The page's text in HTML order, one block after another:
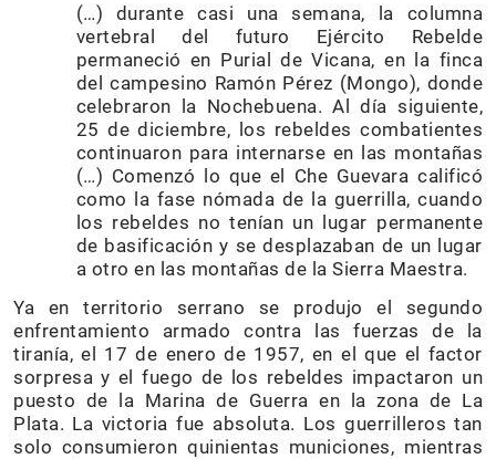
(…) durante casi una semana, la columna
vertebral del futuro Ejército Rebelde
permaneció en Purial de Vicana, en la finca
del campesino Ramón Pérez (Mongo), donde
celebraron la Nochebuena. Al día siguiente,
25 de diciembre, los rebeldes combatientes
continuaron para internarse en las montañas
(…) Comenzó lo que el Che Guevara calificó
como la fase nómada de la guerrilla, cuando
los rebeldes no tenían un lugar permanente
de basificación y se desplazaban de un lugar
a otro en las montañas de la Sierra Maestra.
Ya en territorio serrano se produjo el segundo
enfrentamiento armado contra las fuerzas de la
tiranía, el 17 de enero de 1957, en el que el factor
sorpresa y el fuego de los rebeldes impactaron un
puesto de la Marina de Guerra en la zona de La
Plata. La victoria fue absoluta. Los guerrilleros tan
solo consumieron quinientas municiones, mientras